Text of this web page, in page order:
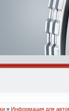
» Информация для